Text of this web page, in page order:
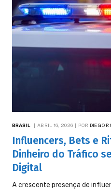
BRASIL ABRIL 16, 2026 POR DIEGO
Influencers, Bets e
Dinheiro do Tráfico
Digital
A crescente presença de